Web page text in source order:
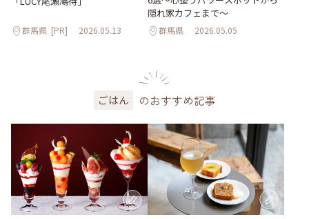
群馬県 [PR] 2026.05.13
隠れ家カフェまで～
群馬県 2026.05.05
ごはん のおすすめ記事